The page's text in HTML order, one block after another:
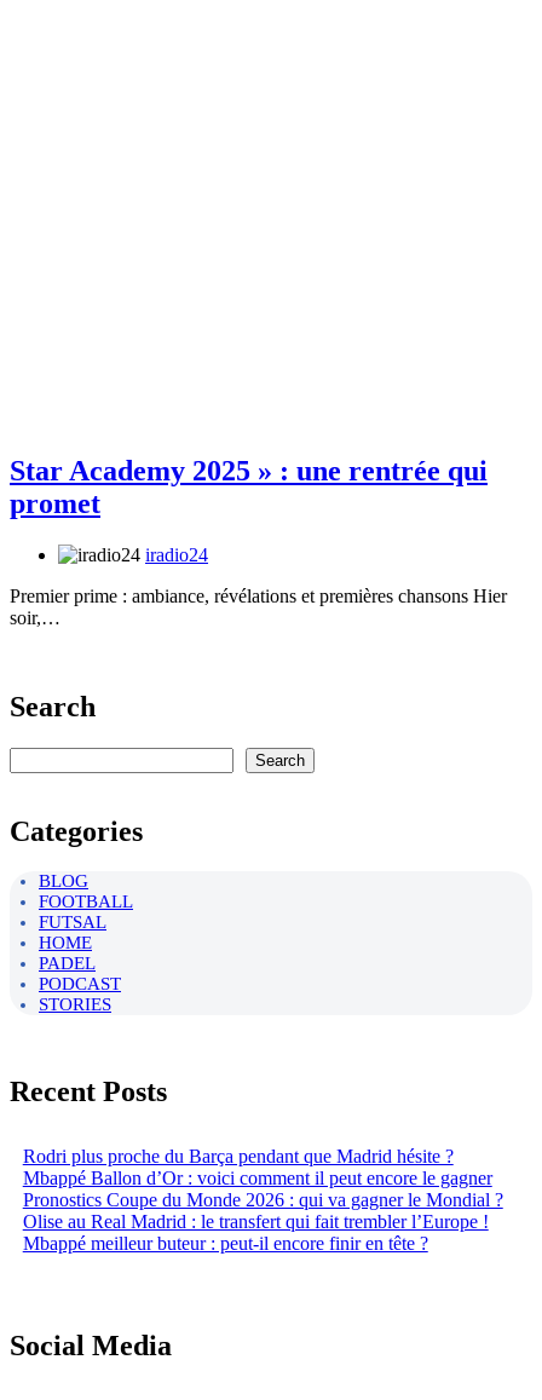
Star Academy 2025 » : une rentrée qui
promet
iradio24
Premier prime : ambiance, révélations et premières chansons Hier
soir,…
Search
Search
Categories
BLOG
FOOTBALL
FUTSAL
HOME
PADEL
PODCAST
STORIES
Recent Posts
Rodri plus proche du Barça pendant que Madrid hésite ?
Mbappé Ballon d’Or : voici comment il peut encore le gagner
Pronostics Coupe du Monde 2026 : qui va gagner le Mondial ?
Olise au Real Madrid : le transfert qui fait trembler l’Europe !
Mbappé meilleur buteur : peut-il encore finir en tête ?
Social Media